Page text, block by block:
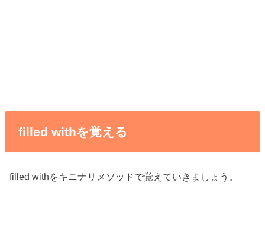
filled withを覚える
filled withをキニナリメソッドで覚えていきましょう。